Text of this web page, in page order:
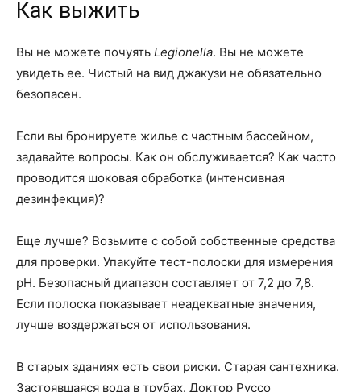
Как выжить
Вы не можете почуять Legionella. Вы не можете
увидеть ее. Чистый на вид джакузи не обязательно
безопасен.
Если вы бронируете жилье с частным бассейном,
задавайте вопросы. Как он обслуживается? Как часто
проводится шоковая обработка (интенсивная
дезинфекция)?
Еще лучше? Возьмите с собой собственные средства
для проверки. Упакуйте тест-полоски для измерения
pH. Безопасный диапазон составляет от 7,2 до 7,8.
Если полоска показывает неадекватные значения,
лучше воздержаться от использования.
В старых зданиях есть свои риски. Старая сантехника.
Застоявшаяся вода в трубах. Доктор Руссо